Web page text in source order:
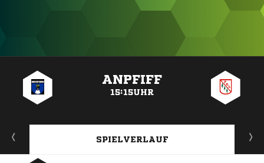
ANPFIFF
15:15UHR
SPIELVERLAUF